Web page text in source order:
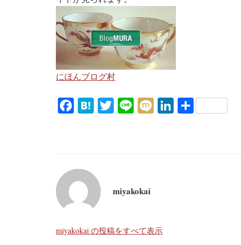
にほんブログ村
Fa H T Li M Li 共
miyakokai
miyakokai の投稿をすべて表示